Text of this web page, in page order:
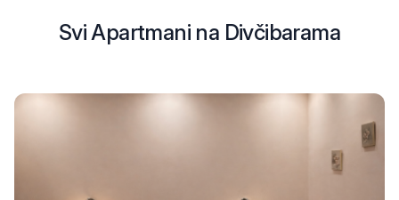
Svi Apartmani na Divčibarama